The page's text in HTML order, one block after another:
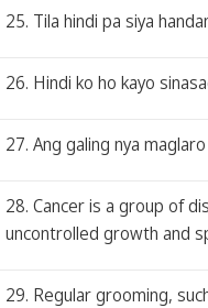
25. Tila hindi pa siya
26. Hindi ko ho kayo
27. Ang galing nya
28. Cancer is a group of
uncontrolled growth and
29. Regular grooming,